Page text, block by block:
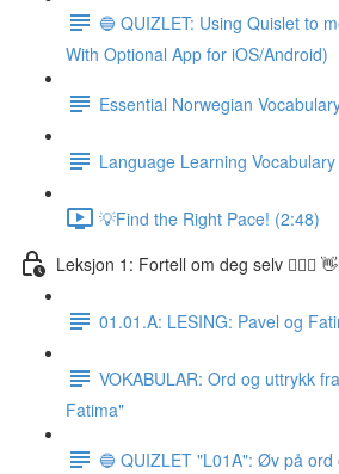
🔵 QUIZLET: Using Quislet to
With Optional App for iOS/Android)
Essential Norwegian
Language Learning
💡Find the Right Pace! (2:48)
Leksjon 1: Fortell om deg selv 🙋🏽‍♀️
01.01.A: LESING: Pavel og
VOKABULAR: Ord og uttrykk
Fatima"
🔵 QUIZLET "L01A": Øv på